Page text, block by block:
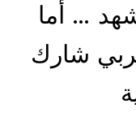
… أما
شارك